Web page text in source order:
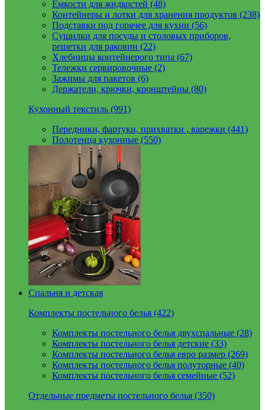
Емкости для жидкостей (48)
Контейнеры и лотки для хранения продуктов (238)
Подставки под горячее для кухни (56)
Сушилки для посуды и столовых приборов,
решетки для раковин (22)
Хлебницы контейнерого типа (67)
Тележки сервировочные (2)
Зажимы для пакетов (6)
Держатели, крючки, кронштейны (80)
Кухонный текстиль (991)
Передники, фартуки, прихватки , варежки (441)
Полотенца кухонные (550)
Спальня и детская
Комплекты постельного белья (422)
Комплекты постельного белья двухспальные (28)
Комплекты постельного белья детские (33)
Комплекты постельного белья евро размер (269)
Комплекты постельного белья полуторные (40)
Комплекты постельного белья семейные (52)
Отдельные предметы постельного белья (350)